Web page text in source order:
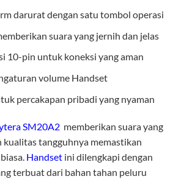
darurat dengan satu tombol operasi
suara yang jernih dan jelas
10-pin untuk koneksi yang aman
volume Handset
percakapan pribadi yang nyaman
SM20A2 memberikan suara yang
kualitas tangguhnya memastikan
Handset ini dilengkapi dengan
terbuat dari bahan tahan peluru